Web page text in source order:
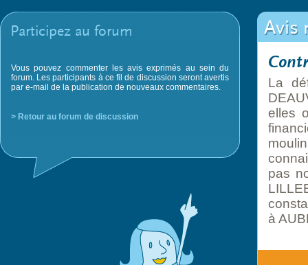
Participez au forum
Vous pouvez commenter les avis exprimés au sein du
forum. Les participants à ce fil de discussion seront avertis
par e-mail de la publication de nouveaux commentaires.
> Retour au forum de discussion
Avis
La
elles
pas
à